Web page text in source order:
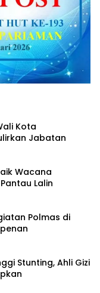
Kota
Jabatan
Wacana
Lalin
Polmas di
Stunting, Ahli Gizi